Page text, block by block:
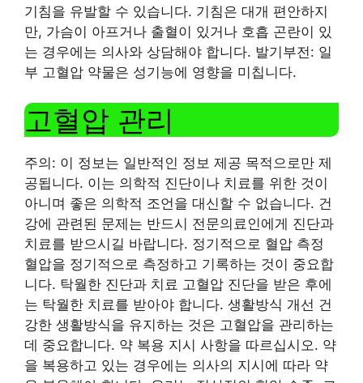
기침을 유발할 수 있습니다. 기침은 대개 편안하지
만, 가슴이 아프거나 출혈이 있거나 호흡 곤란이 있
는 경우에는 의사와 상담해야 합니다. 발기부전: 일
부 고혈압 약물은 성기능에 영향을 미칩니다.
고혈압 관리
주의: 이 정보는 일반적인 정보 제공 목적으로만 제
공됩니다. 이는 의학적 진단이나 치료를 위한 것이
아니며 좋은 의학적 조언을 대신할 수 없습니다. 건
강에 관련된 문제는 반드시 전문의료인에게 진단과
치료를 받으시길 바랍니다. 정기적으로 혈압 측정
혈압을 정기적으로 측정하고 기록하는 것이 중요합
니다. 탁월한 진단과 치료 고혈압 진단을 받은 후에
는 탁월한 치료를 받아야 합니다. 생활방식 개선 건
강한 생활방식을 유지하는 것은 고혈압을 관리하는
데 중요합니다. 약 복용 지시 사항을 따르십시오. 약
을 복용하고 있는 경우에는 의사의 지시에 따라 약